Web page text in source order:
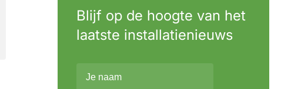
Blijf op de hoogte van het
laatste installatienieuws